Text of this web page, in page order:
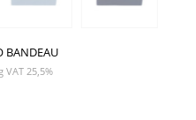
BANDEAU
VAT 25,5%